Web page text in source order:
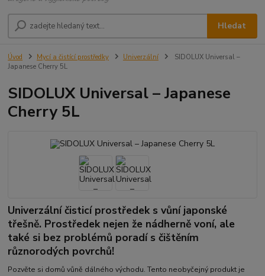
Hledat
Úvod Mycí a čistící prostředky Univerzální
SIDOLUX Universal –
Japanese Cherry 5L
SIDOLUX Universal – Japanese
Cherry 5L
Univerzální čisticí prostředek s vůní japonské
třešně. Prostředek nejen že nádherně voní, ale
také si bez problémů poradí s čištěním
různorodých povrchů!
Pozvěte si domů vůně dálného východu. Tento neobyčejný produkt je